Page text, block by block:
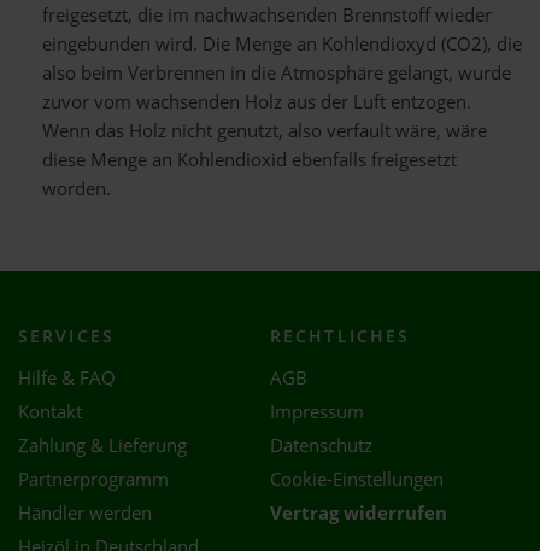
freigesetzt, die im nachwachsenden Brennstoff wieder
eingebunden wird. Die Menge an Kohlendioxyd (CO2), die
also beim Verbrennen in die Atmosphäre gelangt, wurde
zuvor vom wachsenden Holz aus der Luft entzogen.
Wenn das Holz nicht genutzt, also verfault wäre, wäre
diese Menge an Kohlendioxid ebenfalls freigesetzt
worden.
SERVICES
Hilfe & FAQ
Kontakt
Zahlung & Lieferung
Partnerprogramm
Händler werden
RECHTLICHES
AGB
Impressum
Datenschutz
Cookie-Einstellungen
Vertrag widerrufen